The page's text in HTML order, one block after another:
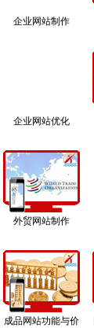
企业网站制作
企业网站优化
外贸网站制作
成品网站功能与价